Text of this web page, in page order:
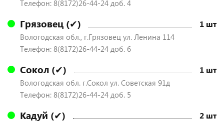
Телефон: 8(8172)26-44-24 доб. 4
Грязовец (✔) 1 шт
Вологодская обл., г.Грязовец ул. Ленина 114
Телефон: 8(8172)26-44-24 доб. 6
Сокол (✔) 1 шт
Вологодская обл. г.Сокол ул. Советская 91д
Телефон: 8(8172)26-44-24 доб. 5
Кадуй (✔) 2 шт